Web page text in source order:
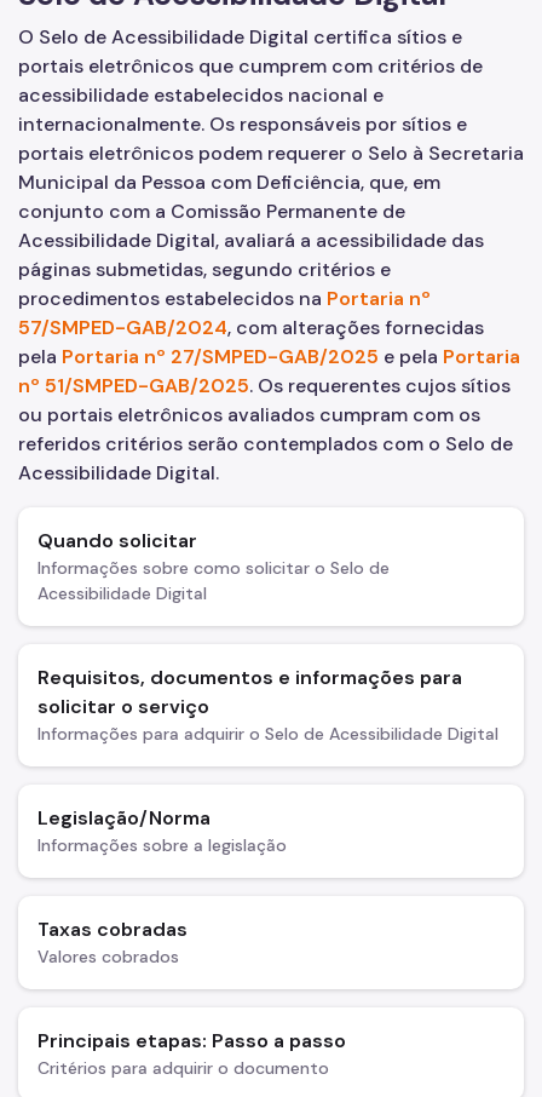
Conselho Municipal da Pessoa com Deficiência (CMPD)
Informações para a imprensa sobre a SMPED
Notícias da SMPED
Fale com a SMPED
O Selo de Acessibilidade Digital certifica sítios e
portais eletrônicos que cumprem com critérios de
acessibilidade estabelecidos nacional e
internacionalmente. Os responsáveis por sítios e
portais eletrônicos podem requerer o Selo à Secretaria
Municipal da Pessoa com Deficiência, que, em
conjunto com a Comissão Permanente de
Acessibilidade Digital, avaliará a acessibilidade das
páginas submetidas, segundo critérios e
procedimentos estabelecidos na Portaria nº
57/SMPED-GAB/2024, com alterações fornecidas
pela Portaria nº 27/SMPED-GAB/2025 e pela Portaria
nº 51/SMPED-GAB/2025. Os requerentes cujos sítios
ou portais eletrônicos avaliados cumpram com os
referidos critérios serão contemplados com o Selo de
Acessibilidade Digital.
Quando solicitar
Informações sobre como solicitar o Selo de
Acessibilidade Digital
Requisitos, documentos e informações para
solicitar o serviço
Informações para adquirir o Selo de Acessibilidade Digital
Legislação/Norma
Informações sobre a legislação
Taxas cobradas
Valores cobrados
Principais etapas: Passo a passo
Critérios para adquirir o documento